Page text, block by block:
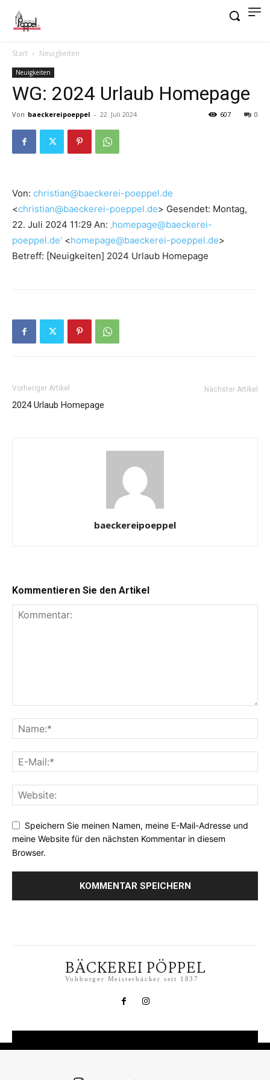
Start Neuigkeiten
Neuigkeiten
WG: 2024 Urlaub Homepage
Von baeckereipoeppel - 22. Juli 2024 0
607
Von: christian@baeckerei-poeppel.de
<christian@baeckerei-poeppel.de> Gesendet: Montag,
22. Juli 2024 11:29 An: ‚homepage@baeckerei-
poeppel.de‘ <homepage@baeckerei-poeppel.de>
Betreff: [Neuigkeiten] 2024 Urlaub Homepage
Vorheriger Artikel
2024 Urlaub Homepage
Nächster Artikel
baeckereipoeppel
Kommentieren Sie den Artikel
Speichern Sie meinen Namen, meine E-Mail-Adresse und
meine Website für den nächsten Kommentar in diesem
Browser.
BÄCKEREI PÖPPEL
Vohburger Meisterbäcker seit 1837